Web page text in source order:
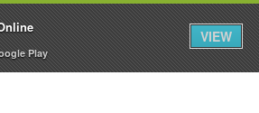
Assine Iniciar Sessão
Play
VIEW